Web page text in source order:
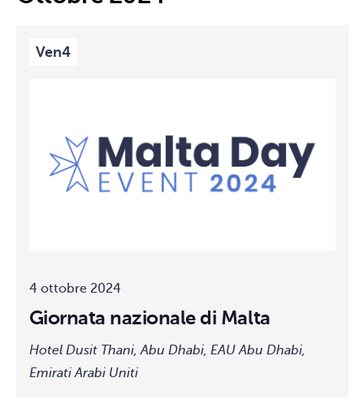
Ven4
Giornata nazionale di Malta
4 ottobre 2024
Hotel Dusit Thani, Abu Dhabi, EAU Abu Dhabi,
Emirati Arabi Uniti